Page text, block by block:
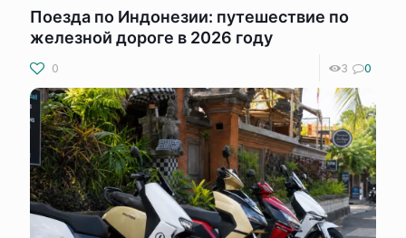
Поезда по Индонезии: путешествие по
железной дороге в 2026 году
0 3 0